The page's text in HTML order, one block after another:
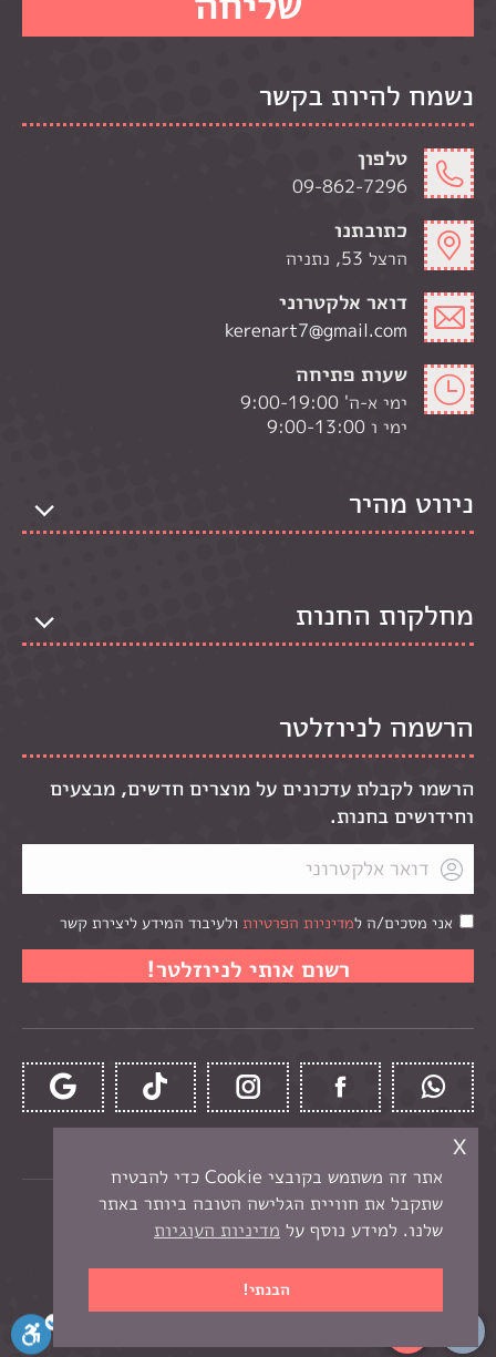
נשמח להיות בקשר
טלפון
09-862-7296
כתובתנו
הרצל 53, נתניה
דואר אלקטרוני
kerenart7@gmail.com
שעות פתיחה
ימי א-ה' 9:00-19:00
ימי ו 9:00-13:00
ניווט מהיר
מחלקות החנות
הרשמה לניוזלטר
הרשמו לקבלת עדכונים על מוצרים חדשים, מבצעים
וחידושים בחנות.
אני מסכים/ה למדיניות הפרטיות ולעיבוד המידע ליצירת קשר
כל הזכויות שמורות לקרן -חנות יצירה בנתניה
תפריט תחתון
בניית אתר מכירות
אתר זה משתמש בקובצי Cookie כדי להבטיח
שתקבל את חוויית הגלישה הטובה ביותר באתר
שלנו. למידע נוסף על מדיניות העוגיות
הבנתי!
x